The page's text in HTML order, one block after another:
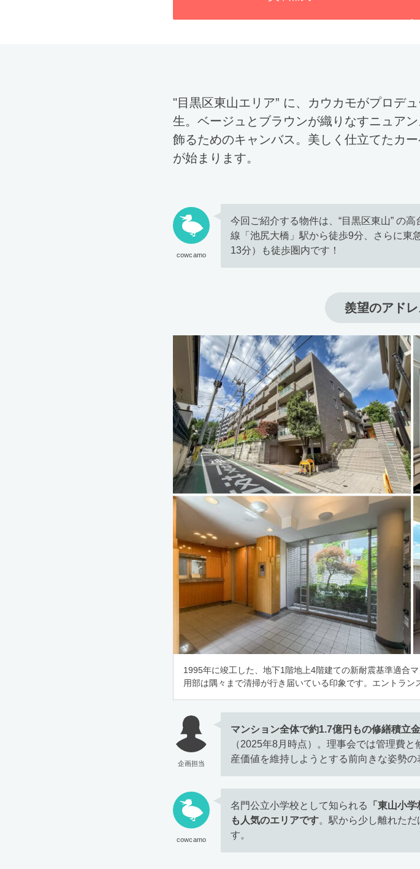
"目黒区東山エリア” に、カウカモがプロデ
生。ベージュとブラウンが織りなすニュア
飾るためのキャンバス。美しく仕立てたカ
が始まります。
cowcamo
今回ご紹介する物件は、“目黒区東山” の
線「池尻大橋」駅から徒歩9分、さらに東
13分）も徒歩圏内です！
羨望のアド
1995年に竣工した、地下1階地上4階建ての新耐震基準適合
用部は隅々まで清掃が行き届いている印象です。エントラ
企画担当
マンション全体で約1.7億円もの修繕積立
（2025年8月時点）。理事会では管理費
産価値を維持しようとする前向きな姿勢の
cowcamo
名門公立小学校として知られる
「東山小
も人気のエリアです。駅から少し離れた
す。